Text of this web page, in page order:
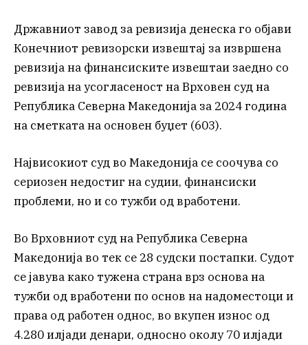
Државниот завод за ревизија денеска го објави
Конечниот ревизорски извештај за извршена
ревизија на финансиските извештаи заедно со
ревизија на усогласеност на Врховен суд на
Република Северна Македонија за 2024 година
на сметката на основен буџет (603).
Највисокиот суд во Македонија се соочува со
сериозен недостиг на судии, финансиски
проблеми, но и со тужби од вработени.
Во Врховниот суд на Република Северна
Македонија во тек се 28 судски постапки. Судот
се јавува како тужена страна врз основа на
тужби од вработени по основ на надоместоци и
права од работен однос, во вкупен износ од
4.280 илјади денари, односно околу 70 илјади